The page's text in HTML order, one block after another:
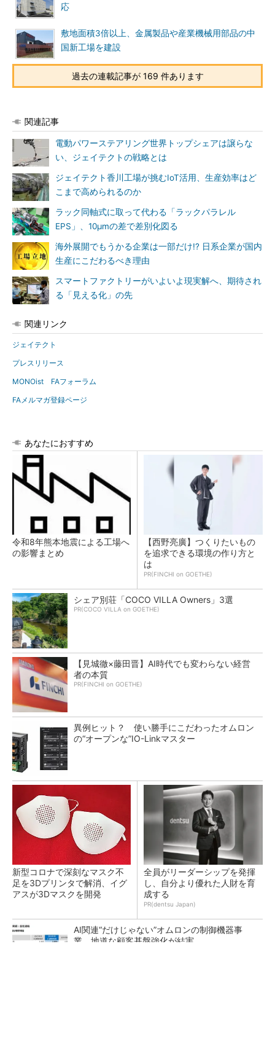
応
敷地面積3倍以上、金属製品や産業機械用部品の中
国新工場を建設
過去の連載記事が 169 件あります
関連記事
電動パワーステアリング世界トップシェアは譲らな
い、ジェイテクトの戦略とは
ジェイテクト香川工場が挑むIoT活用、生産効率はど
こまで高められるのか
ラック同軸式に取って代わる「ラックパラレル
EPS」、10μmの差で差別化図る
海外展開でもうかる企業は一部だけ!? 日系企業が国内
生産にこだわるべき理由
スマートファクトリーがいよいよ現実解へ、期待され
る「見える化」の先
関連リンク
ジェイテクト
プレスリリース
MONOist FAフォーラム
FAメルマガ登録ページ
あなたにおすすめ
令和8年熊本地震による工場へ
の影響まとめ
【西野亮廣】つくりたいもの
を追求できる環境の作り方と
は
PR(FINCHI on GOETHE)
シェア別荘「COCO VILLA Owners」3選
PR(COCO VILLA on GOETHE)
【見城徹×藤田晋】AI時代でも変わらない経営
者の本質
PR(FINCHI on GOETHE)
異例ヒット？ 使い勝手にこだわったオムロン
の“オープンな”IO-Linkマスター
新型コロナで深刻なマスク不
足を3Dプリンタで解消、イグ
アスが3Dマスクを開発
全員がリーダーシップを発揮
し、自分より優れた人財を育
成する
PR(dentsu Japan)
AI関連“だけじゃない”オムロンの制御機器事
業、地道な顧客基盤強化が結実